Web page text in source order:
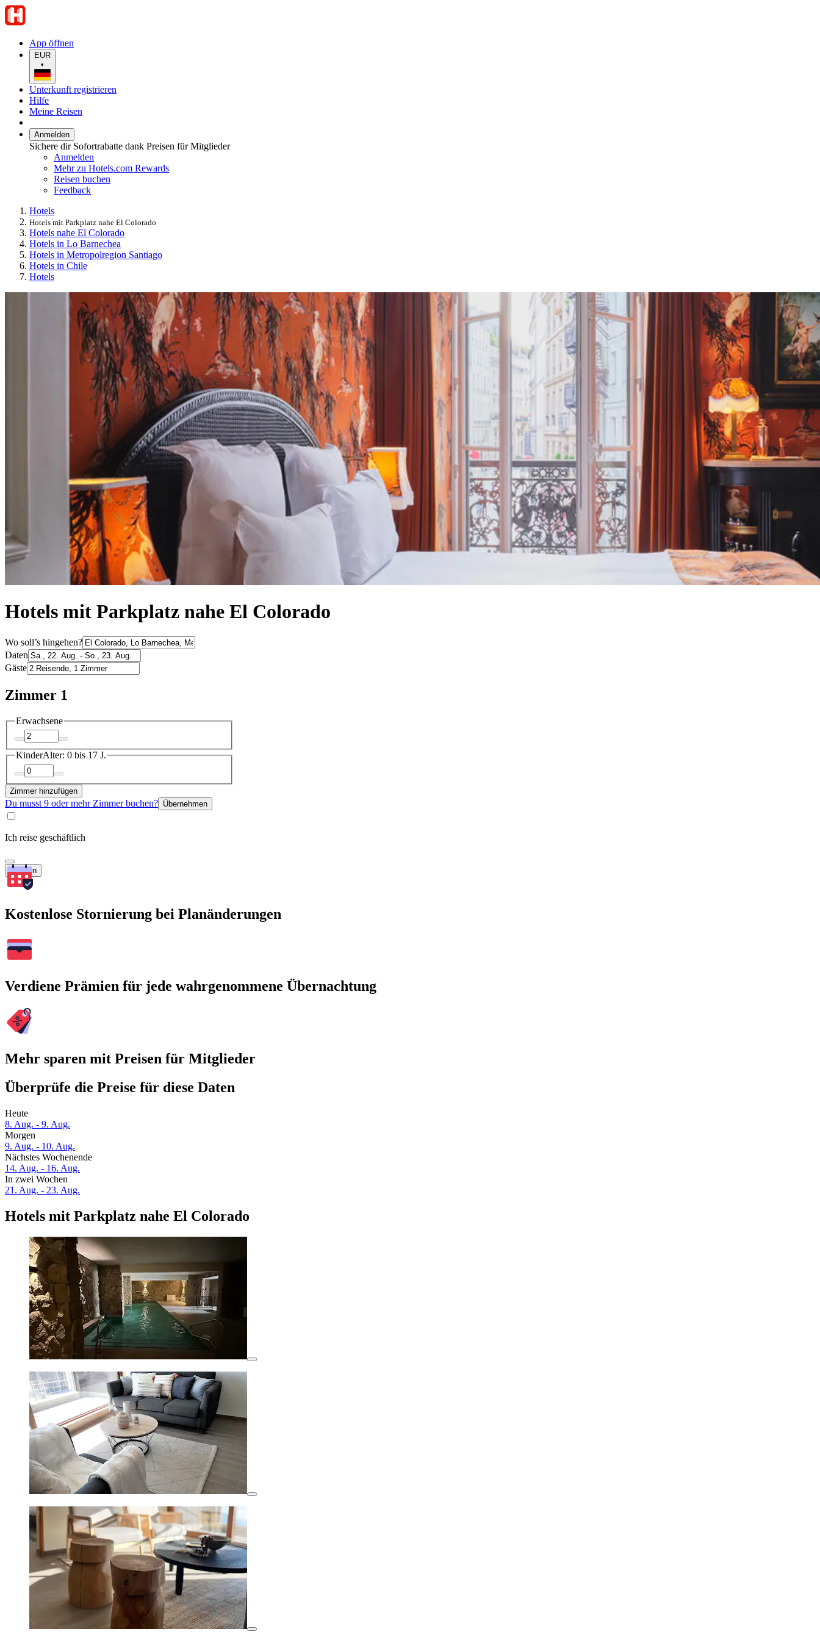
App öffnen
EUR
•
Unterkunft registrieren
Hilfe
Meine Reisen
Anmelden
Sichere dir Sofortrabatte dank Preisen für Mitglieder
Anmelden
Mehr zu Hotels.com Rewards
Reisen buchen
Feedback
Hotels
Hotels mit Parkplatz nahe El Colorado
Hotels nahe El Colorado
Hotels in Lo Barnechea
Hotels in Metropolregion Santiago
Hotels in Chile
Hotels
Hotels mit Parkplatz nahe El Colorado
Wo soll’s hingehen?
Daten
Gäste
Zimmer 1
Erwachsene
KinderAlter: 0 bis 17 J.
Zimmer hinzufügen
Du musst 9 oder mehr Zimmer buchen? Übernehmen
Ich reise geschäftlich
Suchen
Kostenlose Stornierung bei Planänderungen
Verdiene Prämien für jede wahrgenommene Übernachtung
Mehr sparen mit Preisen für Mitglieder
Überprüfe die Preise für diese Daten
Heute
8. Aug. - 9. Aug.
Morgen
9. Aug. - 10. Aug.
Nächstes Wochenende
14. Aug. - 16. Aug.
In zwei Wochen
21. Aug. - 23. Aug.
Hotels mit Parkplatz nahe El Colorado